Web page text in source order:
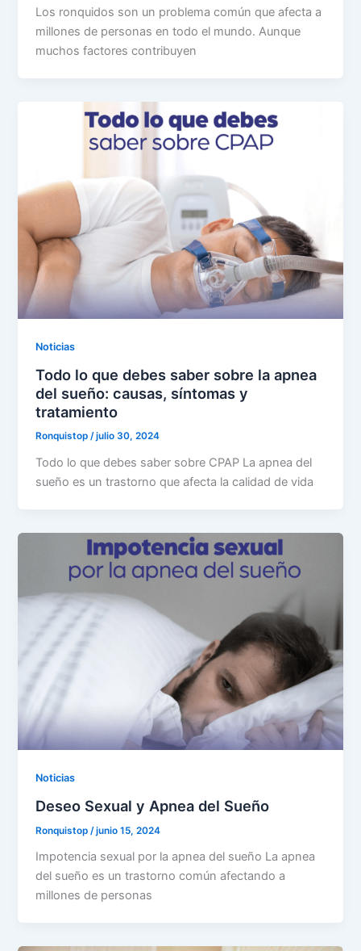
Los ronquidos son un problema común que afecta a
millones de personas en todo el mundo. Aunque
muchos factores contribuyen
Noticias
Todo lo que debes saber sobre la apnea
del sueño: causas, síntomas y
tratamiento
Ronquistop/julio 30, 2024
Todo lo que debes saber sobre CPAP La apnea del
sueño es un trastorno que afecta la calidad de vida
Noticias
Deseo Sexual y Apnea del Sueño
Ronquistop /junio 15, 2024
Impotencia sexual por la apnea del sueño La apnea
del sueño es un trastorno común afectando a
millones de personas